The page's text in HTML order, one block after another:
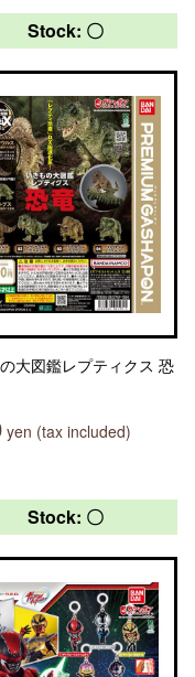
Stock: 〇
大図鑑レプティクス 恐
yen (tax included)
Stock: 〇